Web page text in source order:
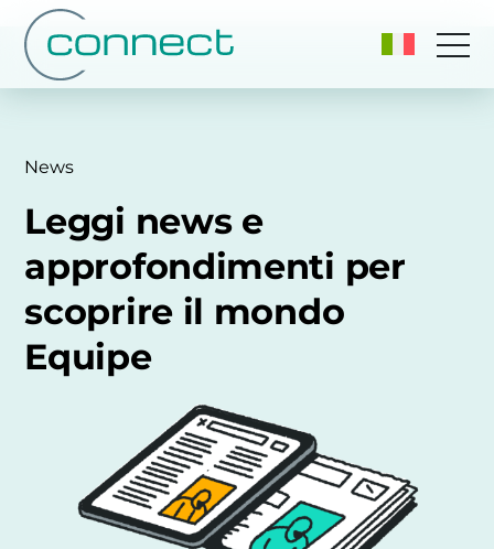
News
Leggi news e
approfondimenti per
scoprire il mondo
Equipe